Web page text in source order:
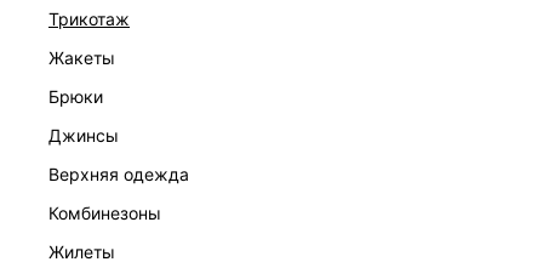
трикотаж
жакеты
брюки
джинсы
верхняя одежда
комбинезоны
жилеты